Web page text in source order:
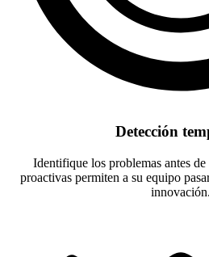
Detección
Identifique los problemas antes de
proactivas permiten a su equipo
innovación.